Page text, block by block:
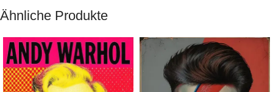
Ähnliche Produkte